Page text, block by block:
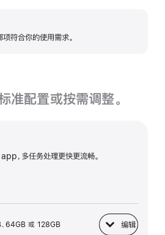
符合你的使用需求。
准配置或按需调整。
，多任务处理更快更流畅。
、64GB 或 128GB 编辑
统一内存